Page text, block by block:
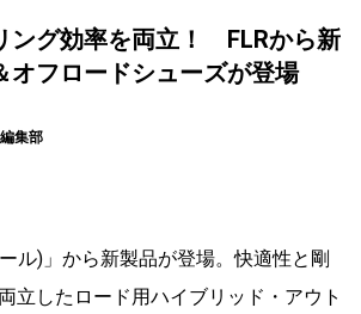
ング効率を両立！ FLRから新
オフロードシューズが登場
集部
ール)」から新製品が登場。快適性と剛
立したロード用ハイブリッド・アウト